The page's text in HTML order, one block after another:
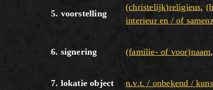
5. voorstelling
(christelijk)religieus,
interieur en / of
6. signering (familie- of voor)naam,
7. lokatie object n.v.t. / onbekend /